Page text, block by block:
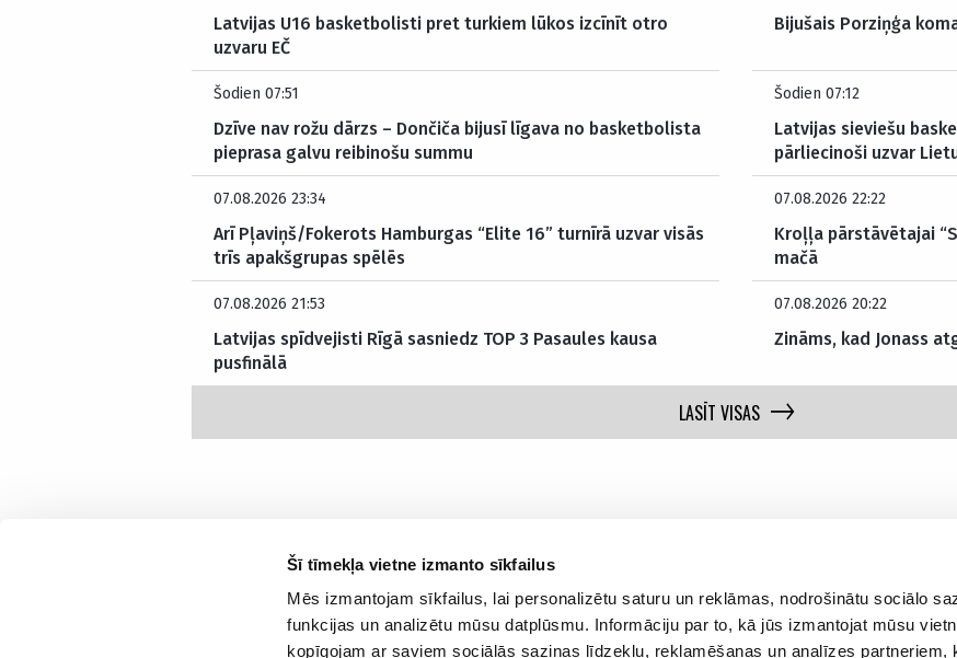
Šī tīmekļa vietne izmanto sīkfailus
Mēs izmantojam sīkfailus, lai personalizētu saturu un reklāmas, nodrošinātu sociālo
funkcijas un analizētu mūsu datplūsmu. Informāciju par to, kā jūs izmantojat mūsu
kopīgojam ar saviem sociālās saziņas līdzekļu, reklamēšanas un analīzes partneriem,
Latvijas U16 basketbolisti pret turkiem lūkos izcīnīt otro
uzvaru EČ
Bijušais Porziņģa
Šodien 07:51
Dzīve nav rožu dārzs – Dončiča bijusī līgava no basketbolista
pieprasa galvu reibinošu summu
Šodien 07:12
Latvijas sieviešu
pārliecinoši uzvar
07.08.2026 23:34
Arī Pļaviņš/Fokerots Hamburgas “Elite 16” turnīrā uzvar visās
trīs apakšgrupas spēlēs
07.08.2026 22:22
Kroļļa pārstāvētajai
mačā
07.08.2026 21:53
Latvijas spīdvejisti Rīgā sasniedz TOP 3 Pasaules kausa
pusfinālā
07.08.2026 20:22
Zināms, kad Jonass
LASĪT VISAS
Interesanti un saprotami par sportu
Par mums